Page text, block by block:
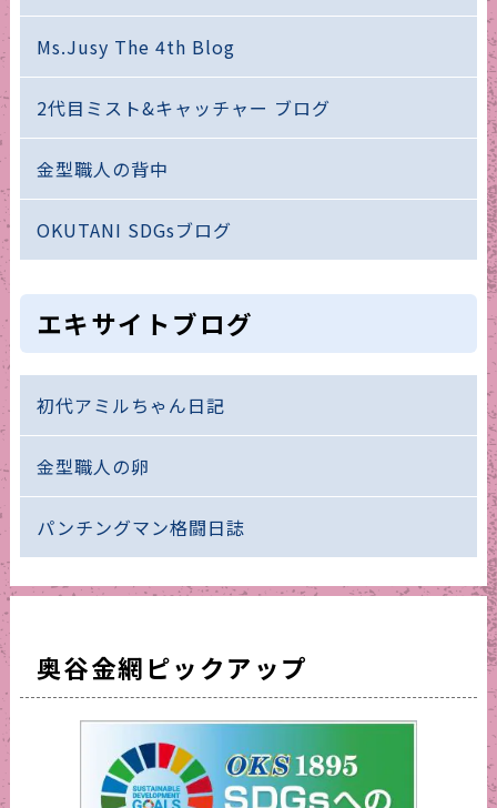
Ms.Jusy The 4th Blog
2代目ミスト&キャッチャー ブログ
金型職人の背中
OKUTANI SDGsブログ
エキサイトブログ
初代アミルちゃん日記
金型職人の卵
パンチングマン格闘日誌
奥谷金網ピックアップ